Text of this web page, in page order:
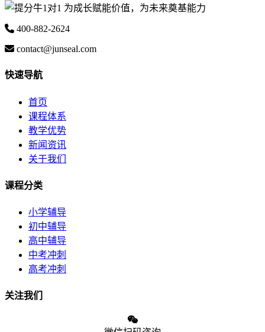
为成长赋能价值，为未来奠基能力
400-882-2624
contact@junseal.com
快速导航
首页
课程体系
教学优势
新闻资讯
关于我们
课程分类
小学辅导
初中辅导
高中辅导
中考冲刺
高考冲刺
关注我们